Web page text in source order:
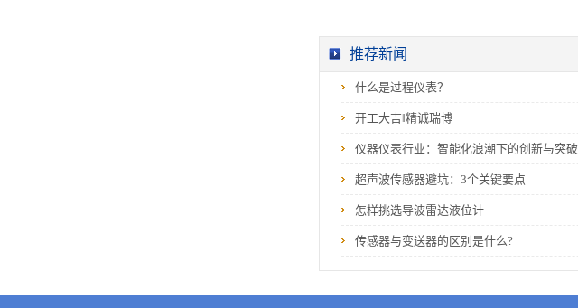
推荐新闻
什么是过程仪表？
开工大吉‖精诚瑞博
仪器仪表行业：智能化浪潮下的创新与突破
超声波传感器避坑：3个关键要点
怎样挑选导波雷达液位计
传感器与变送器的区别是什么?